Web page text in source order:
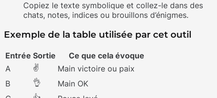
Copiez le texte symbolique et collez-le dans des
chats, notes, indices ou brouillons d’énigmes.
Exemple de la table utilisée par cet outil
Entrée Sortie
Ce que cela évoque
A
✌
Main victoire ou paix
B
👌
Main OK